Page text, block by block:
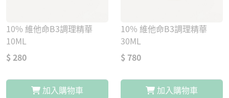
10% 維他命B3調理精華
10ML
$ 280
加入購物車
10% 維他命B3調理精華
30ML
$ 780
加入購物車